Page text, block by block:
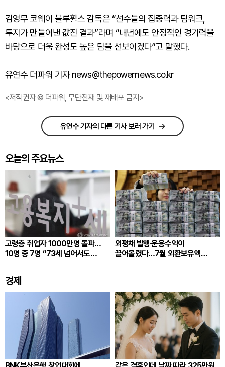
김영무 코웨이 블루휠스 감독은 “선수들의 집중력과 팀워크,
투지가 만들어낸 값진 결과”라며 “내년에도 안정적인 경기력을
바탕으로 더욱 완성도 높은 팀을 선보이겠다”고 말했다.
유연수 더파워 기자 news@thepowernews.co.kr
<저작권자 © 더파워, 무단전재 및 재배포 금지>
유연수 기자의 다른 기사 보러 가기
오늘의 주요뉴스
고령층 취업자 1000만명 돌파…
10명 중 7명 “73세 넘어서도
외평채 발행·운용수익이
끌어올렸다…7월 외환보유액
경제